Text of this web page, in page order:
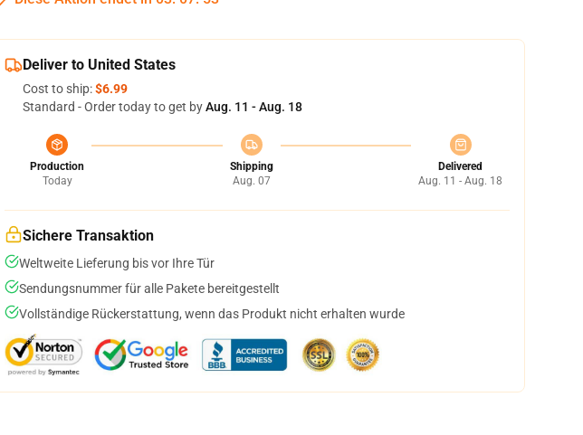
Deliver to United States
Cost to ship:$6.99
Standard - Order today to get byAug. 11 - Aug. 18
Production
Today
Shipping
Aug. 07
Delivered
Aug. 11 - Aug. 18
Sichere Transaktion
Weltweite Lieferung bis vor Ihre Tür
Sendungsnummer für alle Pakete bereitgestellt
Vollständige Rückerstattung, wenn das Produkt nicht erhalten wurde